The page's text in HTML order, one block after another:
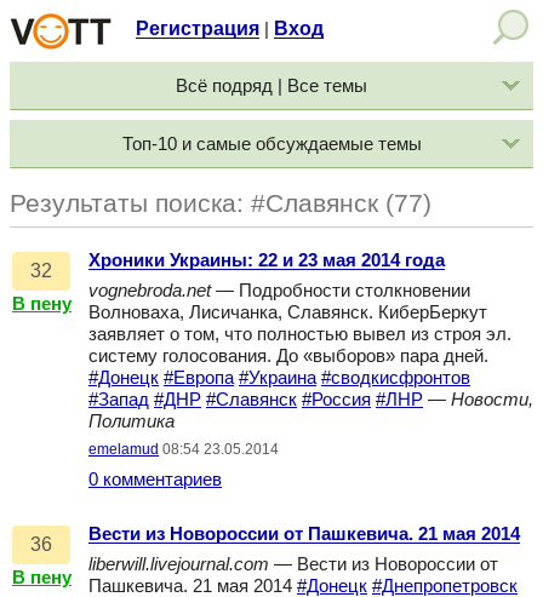
Регистрация Вход
Всё подряд | Все темы
Топ-10 и самые обсуждаемые темы
Результаты поиска: #Славянск (77)
32
В пену
Хроники Украины: 22 и 23 мая 2014 года
vognebroda.net— Подробности столкновении
Волноваха, Лисичанка, Славянск. КиберБеркут
заявляет о том, что полностью вывел из строя эл.
систему голосования. До «выборов» пара дней.
#Донецк #Европа #Украина #сводкисфронтов
#Запад #ДНР #Славянск #Россия #ЛНР — Новости,
Политика
emelamud 08:54 23.05.2014
0 комментариев
36
В пену
Вести из Новороссии от Пашкевича. 21 мая 2014
liberwill.livejournal.com — Вести из Новороссии от
Пашкевича. 21 мая 2014 #Донецк #Днепропетровск